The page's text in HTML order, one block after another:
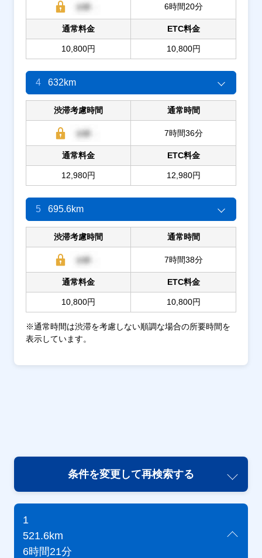
6時間20分
通常料金
10,800円
ETC料金
10,800円
4 632km
渋滞考慮時間 通常時間
7時間36分
通常料金
12,980円
ETC料金
12,980円
5 695.6km
渋滞考慮時間 通常時間
7時間38分
通常料金
10,800円
ETC料金
10,800円
※通常時間は渋滞を考慮しない順調な場合の所要時間を
表示しています。
条件を変更して再検索する
1
521.6km
6時間21分